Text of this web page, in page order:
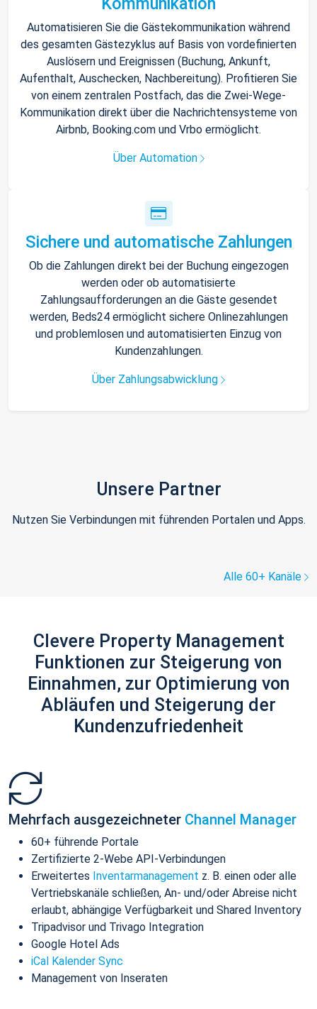
Automatisieren Sie die Gästekommunikation während
des gesamten Gästezyklus auf Basis von vordefinierten
Auslösern und Ereignissen (Buchung, Ankunft,
Aufenthalt, Auschecken, Nachbereitung). Profitieren Sie
von einem zentralen Postfach, das die Zwei-Wege-
Kommunikation direkt über die Nachrichtensysteme von
Airbnb, Booking.com und Vrbo ermöglicht.
Über Automation
Sichere und automatische Zahlungen
Ob die Zahlungen direkt bei der Buchung eingezogen
werden oder ob automatisierte
Zahlungsaufforderungen an die Gäste gesendet
werden, Beds24 ermöglicht sichere Onlinezahlungen
und problemlosen und automatisierten Einzug von
Kundenzahlungen.
Über Zahlungsabwicklung
Unsere Partner
Nutzen Sie Verbindungen mit führenden Portalen und Apps.
Alle 60+ Kanäle
Clevere Property Management
Funktionen zur Steigerung von
Einnahmen, zur Optimierung von
Abläufen und Steigerung der
Kundenzufriedenheit
Mehrfach ausgezeichneter Channel Manager
60+ führende Portale
Zertifizierte 2-Webe API-Verbindungen
Erweitertes Inventarmanagement z. B. einen oder alle
Vertriebskanäle schließen, An- und/oder Abreise nicht
erlaubt, abhängige Verfügbarkeit und Shared Inventory
Tripadvisor und Trivago Integration
Google Hotel Ads
iCal Kalender Sync
Management von Inseraten